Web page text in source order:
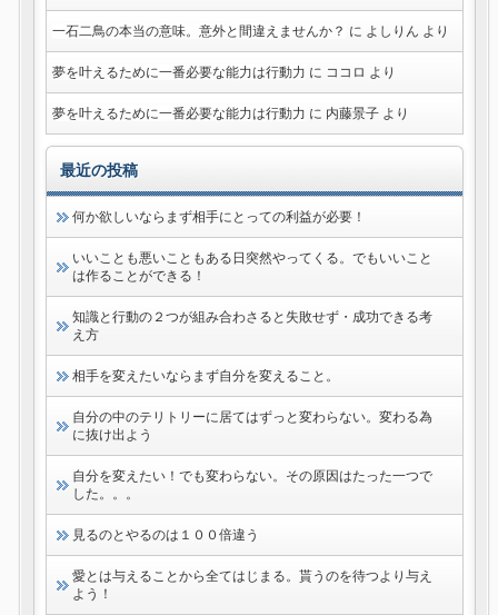
一石二鳥の本当の意味。意外と間違えませんか？ に よしりん より
夢を叶えるために一番必要な能力は行動力 に ココロ より
夢を叶えるために一番必要な能力は行動力 に 内藤景子より
最近の投稿
何か欲しいならまず相手にとっての利益が必要！
いいことも悪いこともある日突然やってくる。でもいいこと
は作ることができる！
知識と行動の２つが組み合わさると失敗せず・成功できる考
え方
相手を変えたいならまず自分を変えること。
自分の中のテリトリーに居てはずっと変わらない。変わる為
に抜け出よう
自分を変えたい！でも変わらない。その原因はたった一つで
した。。。
見るのとやるのは１００倍違う
愛とは与えることから全てはじまる。貰うのを待つより与え
よう！